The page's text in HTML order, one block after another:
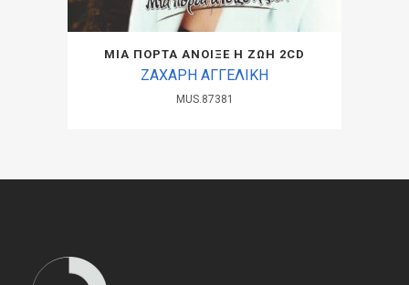
ΜΙΑ ΠΟΡΤΑ ΑΝΟΙΞΕ Η ΖΩΗ 2CD
ΖΑΧΑΡΗ ΑΓΓΕΛΙΚΗ
MUS.87381